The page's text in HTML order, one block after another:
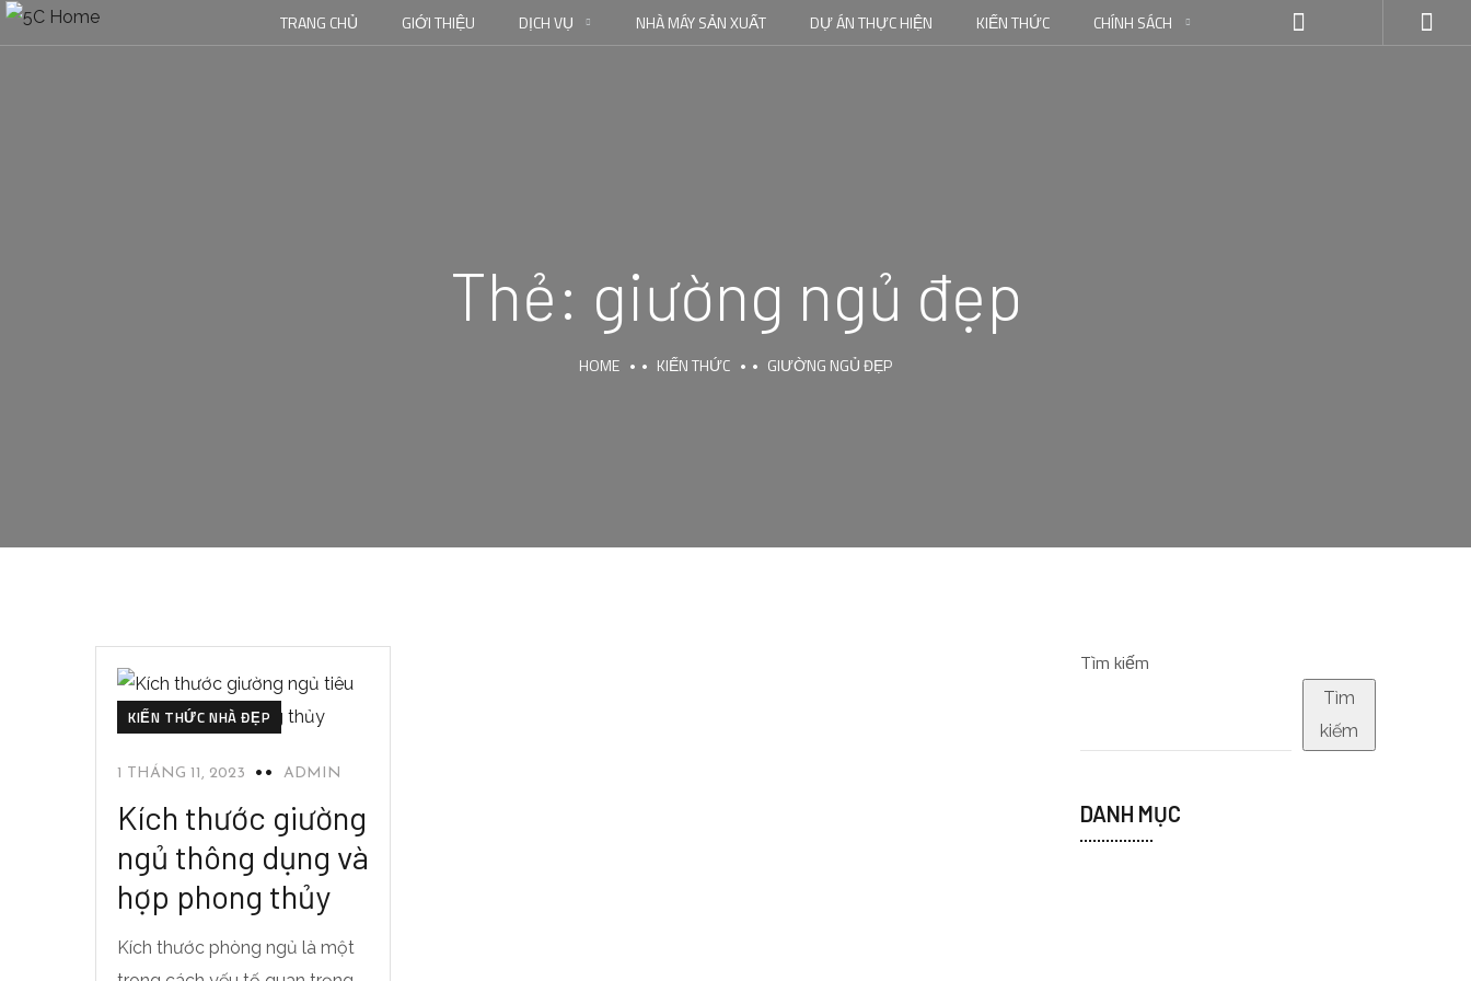
TRANG CHỦ GIỚI THIỆU DỊCH VỤ NHÀ MÁY SẢN XUẤT DỰ ÁN THỰC HIỆN KIẾN THỨC CHÍNH SÁCH
Thẻ: giường ngủ đẹp
HOME KIẾN THỨC GIƯỜNG NGỦ ĐẸP
KIẾN THỨC NHÀ ĐẸP
1 THÁNG 11, 2023 ADMIN
Kích thước giường
ngủ thông dụng và
hợp phong thủy
Kích thước phòng ngủ là một
Tìm kiếm
Tìm
kiếm
DANH MỤC